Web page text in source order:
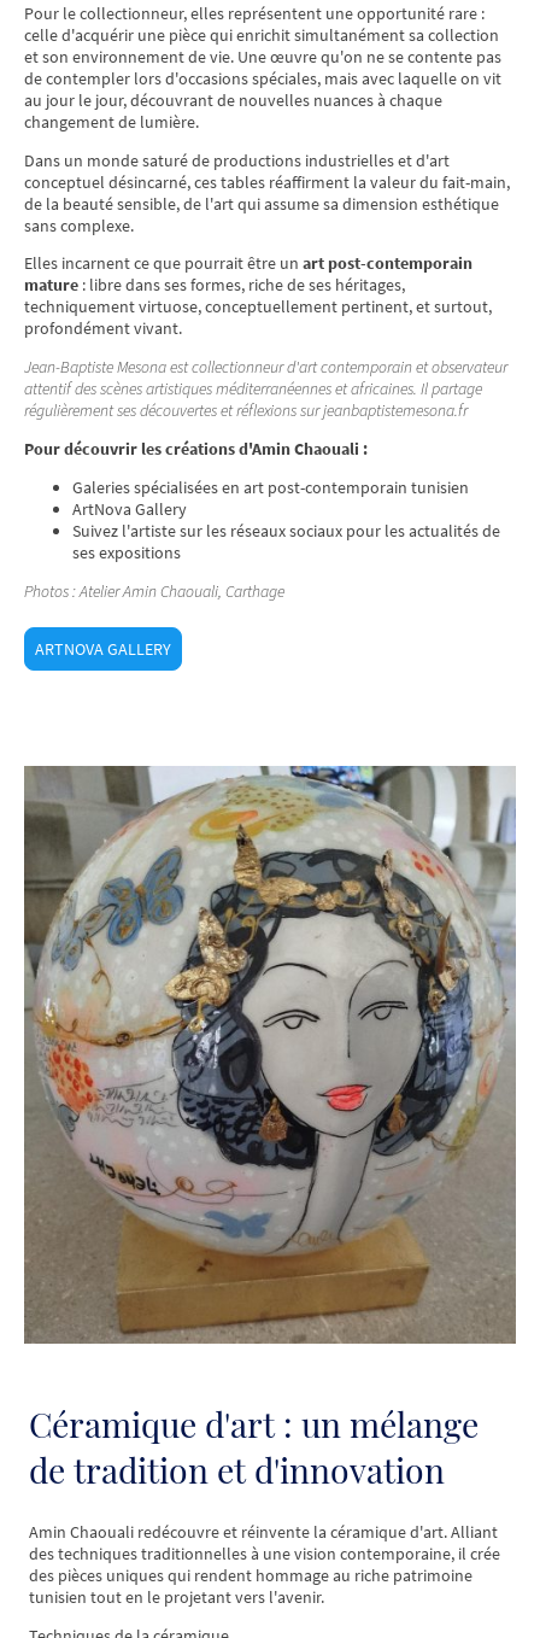
Pour le collectionneur, elles représentent une opportunité rare :
celle d'acquérir une pièce qui enrichit simultanément sa collection
et son environnement de vie. Une œuvre qu'on ne se contente pas
de contempler lors d'occasions spéciales, mais avec laquelle on vit
au jour le jour, découvrant de nouvelles nuances à chaque
changement de lumière.
Dans un monde saturé de productions industrielles et d'art
conceptuel désincarné, ces tables réaffirment la valeur du fait-main,
de la beauté sensible, de l'art qui assume sa dimension esthétique
sans complexe.
Elles incarnent ce que pourrait être un art post-contemporain
mature : libre dans ses formes, riche de ses héritages,
techniquement virtuose, conceptuellement pertinent, et surtout,
profondément vivant.
Jean-Baptiste Mesona est collectionneur d'art contemporain et observateur
attentif des scènes artistiques méditerranéennes et africaines. Il partage
régulièrement ses découvertes et réflexions sur jeanbaptistemesona.fr
Pour découvrir les créations d'Amin Chaouali :
Galeries spécialisées en art post-contemporain tunisien
ArtNova Gallery
Suivez l'artiste sur les réseaux sociaux pour les actualités de
ses expositions
Photos : Atelier Amin Chaouali, Carthage
ARTNOVA GALLERY
Céramique d'art : un mélange
de tradition et d'innovation
Amin Chaouali redécouvre et réinvente la céramique d'art. Alliant
des techniques traditionnelles à une vision contemporaine, il crée
des pièces uniques qui rendent hommage au riche patrimoine
tunisien tout en le projetant vers l'avenir.